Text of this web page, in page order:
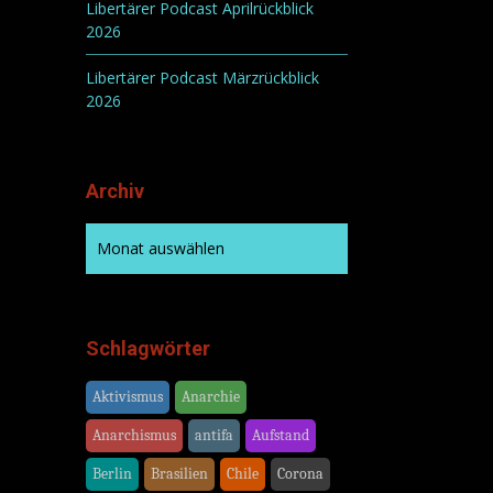
Libertärer Podcast Aprilrückblick
2026
Libertärer Podcast Märzrückblick
2026
Archiv
Schlagwörter
Aktivismus Anarchie
Anarchismus antifa Aufstand
Berlin Brasilien Chile Corona